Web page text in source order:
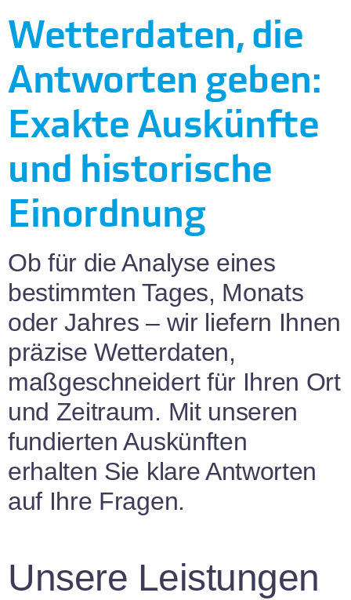
Wetterdaten, die
Antworten geben:
Exakte Auskünfte
und historische
Einordnung
Ob für die Analyse eines
bestimmten Tages, Monats
oder Jahres – wir liefern Ihnen
präzise Wetterdaten,
maßgeschneidert für Ihren Ort
und Zeitraum. Mit unseren
fundierten Auskünften
erhalten Sie klare Antworten
auf Ihre Fragen.
Unsere Leistungen